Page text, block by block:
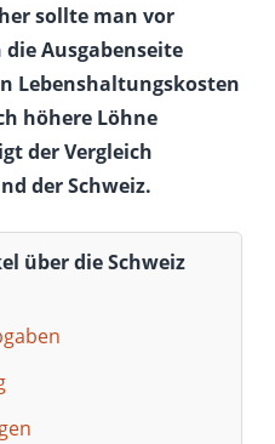
sollte man vor
Ausgabenseite
Lebenshaltungskosten
höhere Löhne
der Vergleich
der Schweiz.
über die Schweiz